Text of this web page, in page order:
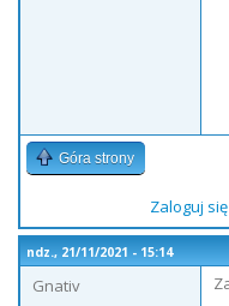
Góra strony
Zaloguj się
ndz., 21/11/2021 - 15:14
Gnativ